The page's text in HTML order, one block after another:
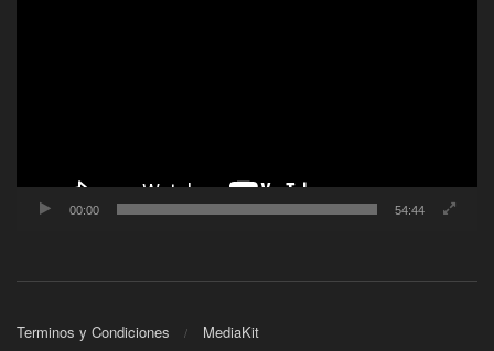
00:00 54:44
Terminos y Condiciones MediaKit